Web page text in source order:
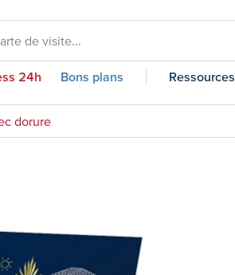
de visite...
24h Bons plans Ressources
dorure